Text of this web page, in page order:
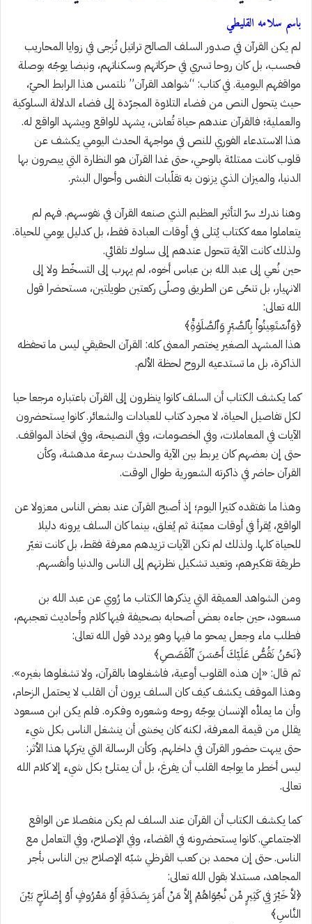
باسم سلامه القليطي
لم يكن القرآن في صدور السلف الصالح تراتيل تُزجى في زوايا المحاريب
فحسب، بل كان روحا تسري في حركاتهم وسكناتهم، ونبضا يوجّه بوصلة
مواقفهم اليومية. في كتاب: “شواهد القرآن” نلتمس هذا الرابط الحيّ،
حيث يتحول النص من فضاء التلاوة المجرّدة إلى فضاء الدلالة السلوكية
والعملية؛ فالقرآن عندهم حياة تُعاش، يشهد للواقع ويشهد الواقع له.
هذا الاستدعاء الفوري للنص في مواجهة الحدث اليومي يكشف عن
قلوب كانت ممتلئة بالوحي، حتى غدا القرآن هو النظارة التي يبصرون بها
الدنيا، والميزان الذي يزنون به تقلّبات النفس وأحوال البشر.
وهنا ندرك سرّ التأثير العظيم الذي صنعه القرآن في نفوسهم. فهم لم
يتعاملوا معه ككتاب يُتلى في أوقات العبادة فقط، بل كدليل يومي للحياة.
ولذلك كانت الآية تتحول عندهم إلى سلوك تلقائي.
حين نُعي إلى عبد الله بن عباس أخوه، لم يهرب إلى التسخّط ولا إلى
الانهيار، بل تنحّى عن الطريق وصلّى ركعتين طويلتين، مستحضرا قول
الله تعالى:
﴿وَٱسۡتَعِينُوا۟ بِٱلصَّبۡرِ وَٱلصَّلَوٰةِۚ﴾
هذا المشهد الصغير يختصر المعنى كله: القرآن الحقيقي ليس ما تحفظه
الذاكرة، بل ما تستدعيه الروح لحظة الألم.
كما يكشف الكتاب أن السلف كانوا ينظرون إلى القرآن باعتباره مرجعا حيا
لكل تفاصيل الحياة، لا مجرد كتاب للعبادات والشعائر. كانوا يستحضرون
الآيات في المعاملات، وفي الخصومات، وفي النصيحة، وفي اتخاذ المواقف.
حتى إن بعضهم كان يربط بين الآية والحدث بسرعة مدهشة، وكأن
القرآن حاضر في ذاكرته الشعورية طوال الوقت.
وهذا ما نفتقده كثيرا اليوم؛ إذ أصبح القرآن عند بعض الناس معزولا عن
الواقع، يُقرأ في أوقات معيّنة ثم يُغلق، بينما كان السلف يرونه دليلا
للحياة كلها. ولذلك لم تكن الآيات تزيدهم معرفة فقط، بل كانت تغيّر
طريقة تفكيرهم، وتعيد تشكيل نظرتهم إلى الناس والدنيا وأنفسهم.
ومن الشواهد العميقة التي يذكرها الكتاب ما رُوي عن عبد الله بن
مسعود، حين جاءه بعض أصحابه بصحيفة فيها كلام وأحاديث تعجبهم،
فطلب ماء وجعل يمحو ما فيها وهو يردد قول الله تعالى:
﴿نَحۡنُ نَقُصُّ عَلَيۡكَ أَحۡسَنَ ٱلۡقَصَصِ﴾
ثم قال: «إن هذه القلوب أوعية، فاشغلوها بالقرآن، ولا تشغلوها بغيره».
وهذا الموقف يكشف كيف كان السلف يرون أن القلب لا يحتمل الزحام،
وأن ما يملأه الإنسان يوجّه روحه وشعوره وفكره. فلم يكن ابن مسعود
يقلل من قيمة المعرفة، لكنه كان يخشى أن ينشغل الناس بكل شيء
حتى يبهت حضور القرآن في داخلهم. وكأن الرسالة التي يتركها هذا الأثر:
ليس أخطر ما يواجه القلب أن يفرغ، بل أن يمتلئ بكل شيء إلا كلام الله
تعالى.
كما يكشف الكتاب أن القرآن عند السلف لم يكن منفصلا عن الواقع
الاجتماعي. كانوا يستحضرونه في القضاء، وفي الإصلاح، وفي التعامل مع
الناس. حتى إن محمد بن كعب القرظي شبّه الإصلاح بين الناس بأجر
المجاهد، مستدلا بقول الله تعالى:
﴿لاَّ خَيْرَ فِي كَثِيرٍ مِّن نَّجْوَاهُمْ إِلاَّ مَنْ أَمَرَ بِصَدَقَةٍ أَوْ مَعْرُوفٍ أَوْ إِصْلاَحٍ بَيْنَ
النَّاسِ﴾